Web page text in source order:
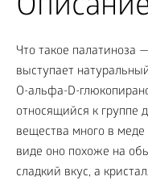
Что такое палатиноза
выступает
О-альфа-D-
относящийся к группе
вещества много в меде
виде оно похоже на
сладкий вкус, а